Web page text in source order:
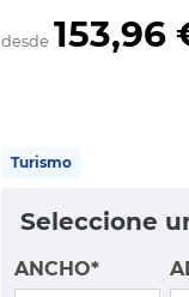
desde 153,96
Turismo
Seleccione
ANCHO*